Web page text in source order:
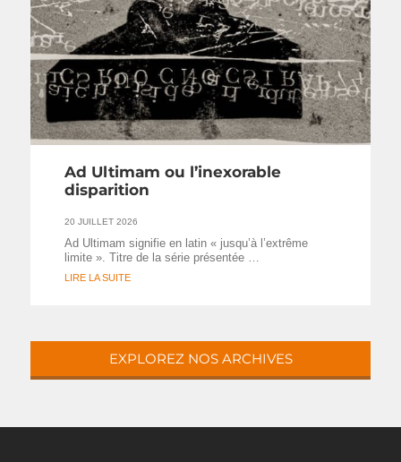
Ad Ultimam ou l’inexorable
disparition
20 JUILLET 2026
Ad Ultimam signifie en latin « jusqu’à l’extrême
limite ». Titre de la série présentée …
LIRE LA SUITE
EXPLOREZ NOS ARCHIVES